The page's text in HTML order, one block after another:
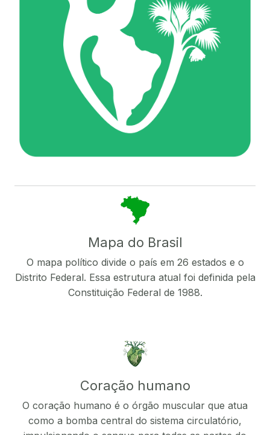
Mapa do Brasil
O mapa político divide o país em 26 estados e o
Distrito Federal. Essa estrutura atual foi definida pela
Constituição Federal de 1988.
Coração humano
O coração humano é o órgão muscular que atua
como a bomba central do sistema circulatório,